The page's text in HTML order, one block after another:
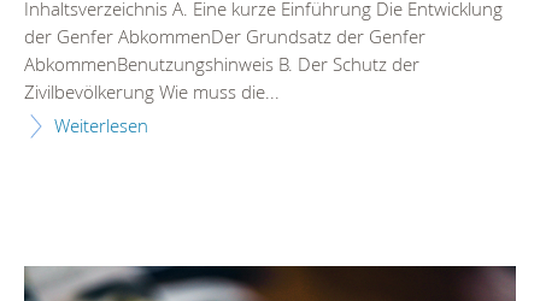
Inhaltsverzeichnis A. Eine kurze Einführung Die Entwicklung
der Genfer AbkommenDer Grundsatz der Genfer
AbkommenBenutzungshinweis B. Der Schutz der
Zivilbevölkerung Wie muss die...
Weiterlesen